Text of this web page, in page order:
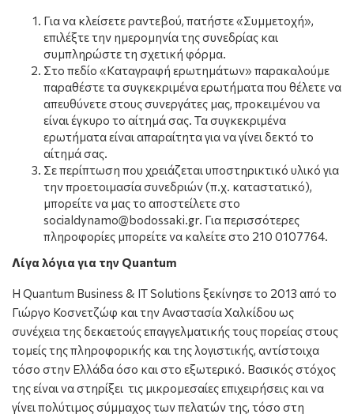
Για να κλείσετε ραντεβού, πατήστε «Συμμετοχή»,
επιλέξτε την ημερομηνία της συνεδρίας και
συμπληρώστε τη σχετική φόρμα.
Στο πεδίο «Καταγραφή ερωτημάτων» παρακαλούμε
παραθέστε τα συγκεκριμένα ερωτήματα που θέλετε να
απευθύνετε στους συνεργάτες μας, προκειμένου να
είναι έγκυρο το αίτημά σας. Τα συγκεκριμένα
ερωτήματα είναι απαραίτητα για να γίνει δεκτό το
αίτημά σας.
Σε περίπτωση που χρειάζεται υποστηρικτικό υλικό για
την προετοιμασία συνεδριών (π.χ. καταστατικό),
μπορείτε να μας το αποστείλετε στο
socialdynamo@bodossaki.gr. Για περισσότερες
πληροφορίες μπορείτε να καλείτε στο 210 0107764.
Λίγα λόγια για την Quantum
Η Quantum Business & IT Solutions ξεκίνησε το 2013 από το
Γιώργο Κοσνετζώφ και την Αναστασία Χαλκίδου ως
συνέχεια της δεκαετούς επαγγελματικής τους πορείας στους
τομείς της πληροφορικής και της λογιστικής, αντίστοιχα
τόσο στην Ελλάδα όσο και στο εξωτερικό. Βασικός στόχος
της είναι να στηρίξει τις μικρομεσαίες επιχειρήσεις και να
γίνει πολύτιμος σύμμαχος των πελατών της, τόσο στη